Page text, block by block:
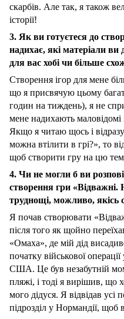
скарбів. Але так, я також
історії!
3. Як ви готуєтеся до
надихає, які матеріали ви
для вас хобі чи більше
Створення ігор для мене
що я присвячую цьому
годин на тиждень), я не
мене надихають маловідомі
Якщо я читаю щось і
можна втілити в грі?», то
щоб створити гру на цю
4. Чи не могли б ви
створення гри «Відважні.
труднощі, можливо, якісь
Я почав створювати
після того як щойно
«Омаха», де мій дід
початку військової операції
США. Це був незабутній
пляжі, і тоді я вирішив, що
мого дідуся. Я відвідав
підрозділ у Нормандії, щоб